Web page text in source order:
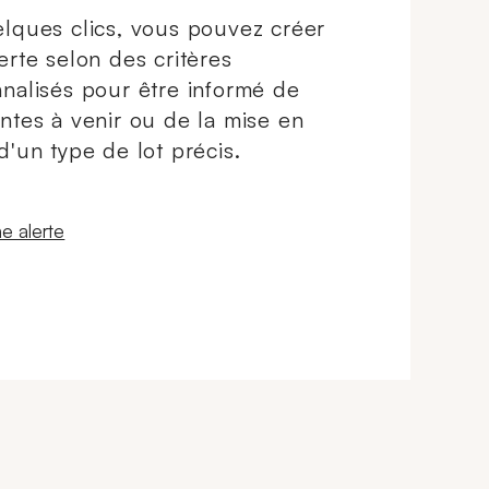
clics, vous pouvez créer
selon des critères
pour être informé de
à venir ou de la mise en
type de lot précis.
fenêtre
alerte